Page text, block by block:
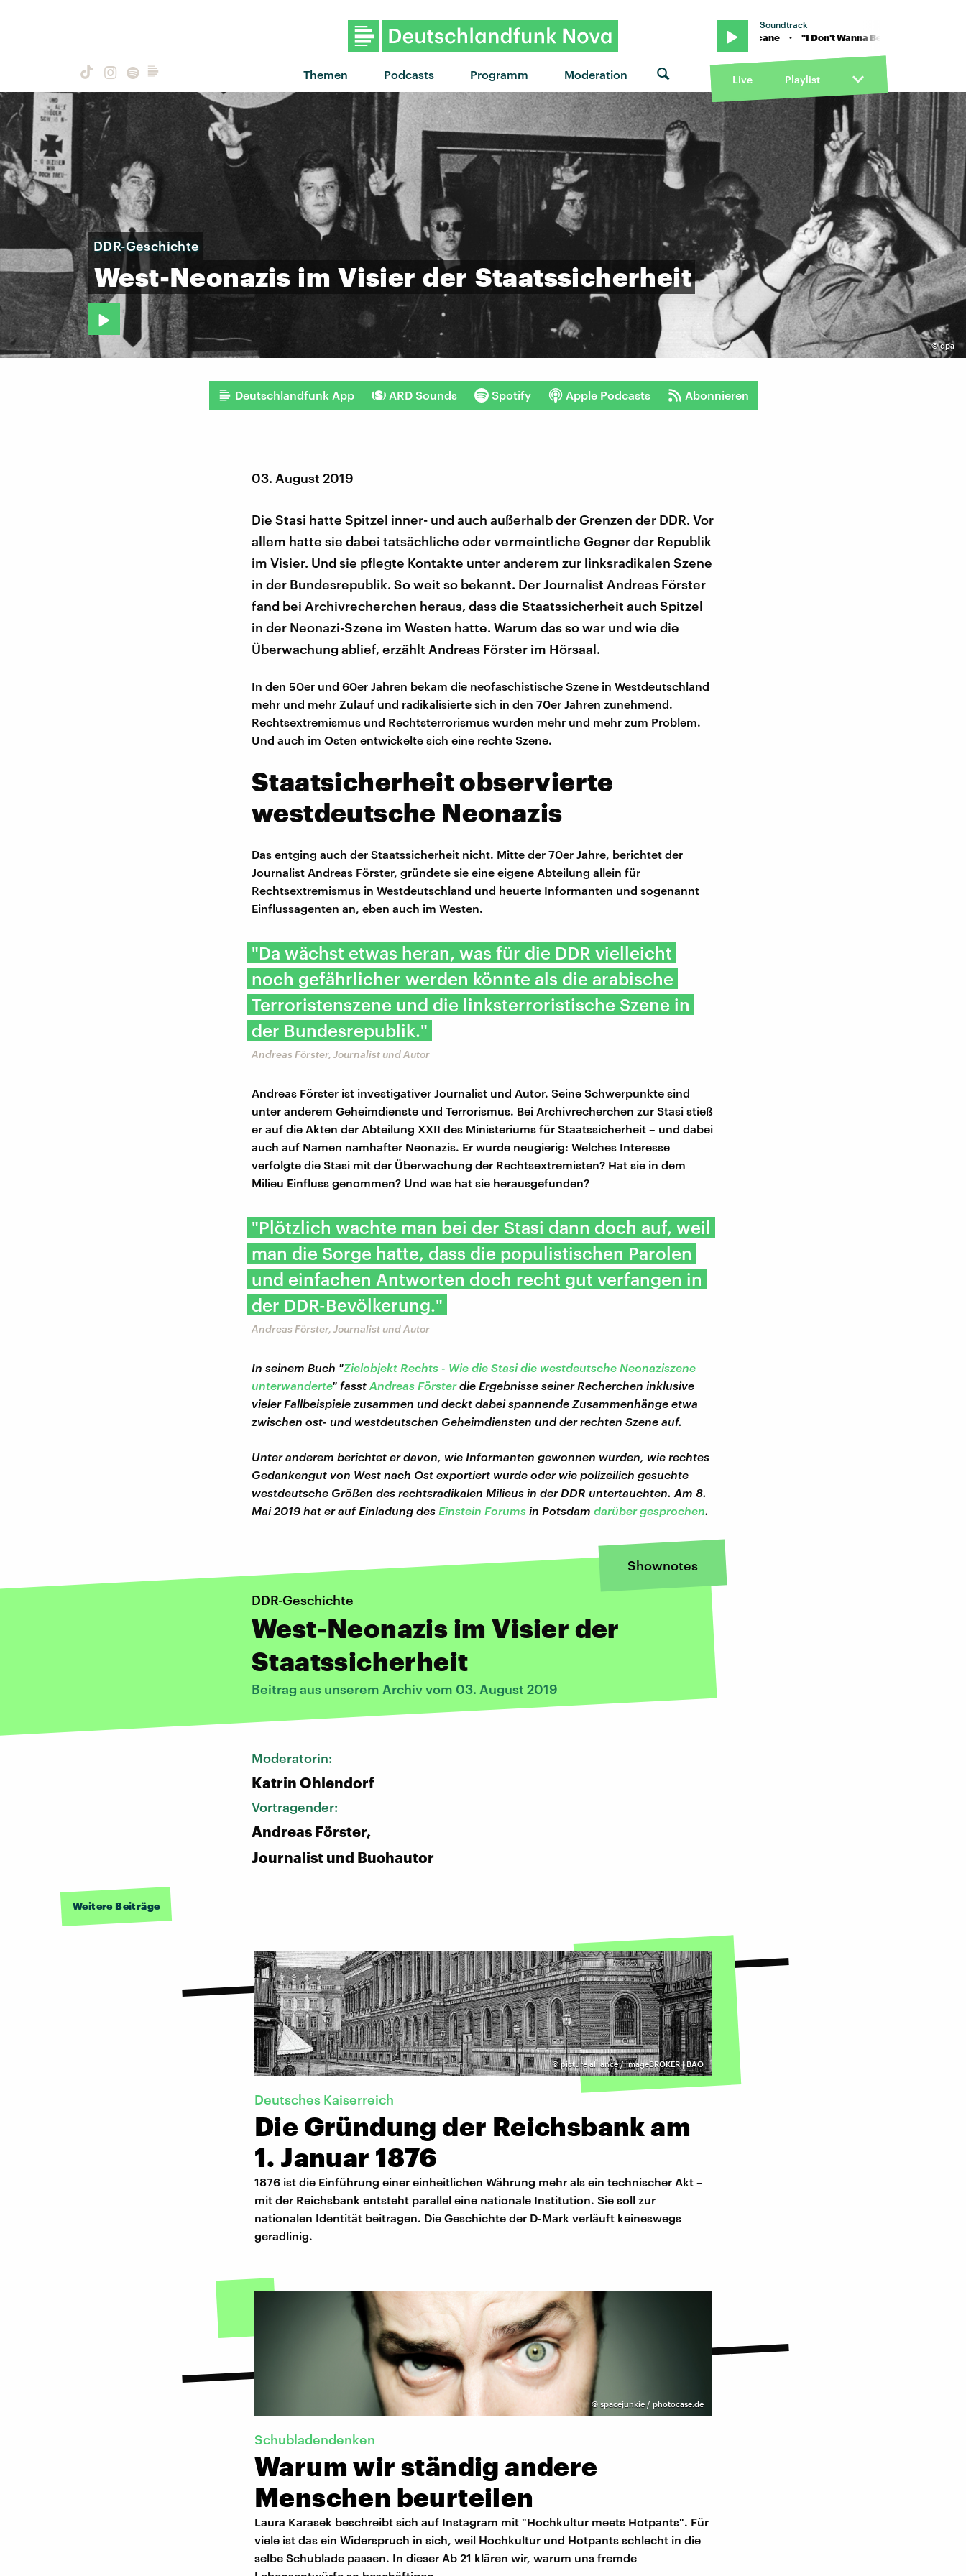
Themen Podcasts Programm Moderation
Soundtrack
"I Don't Wanna Be Like This" von Ray Novacane · "I Don't Wanna Be Like This" von Ray
Live Playlist
©dpa
DDR-Geschichte
West-Neonazis im Visier der Staatssicherheit
Deutschlandfunk App ARD Sounds Spotify Apple Podcasts Abonnieren
03. August 2019
Die Stasi hatte Spitzel inner- und auch außerhalb der Grenzen der DDR. Vor
allem hatte sie dabei tatsächliche oder vermeintliche Gegner der Republik
im Visier. Und sie pflegte Kontakte unter anderem zur linksradikalen Szene
in der Bundesrepublik. So weit so bekannt. Der Journalist Andreas Förster
fand bei Archivrecherchen heraus, dass die Staatssicherheit auch Spitzel
in der Neonazi-Szene im Westen hatte. Warum das so war und wie die
Überwachung ablief, erzählt Andreas Förster im Hörsaal.
In den 50er und 60er Jahren bekam die neofaschistische Szene in Westdeutschland
mehr und mehr Zulauf und radikalisierte sich in den 70er Jahren zunehmend.
Rechtsextremismus und Rechtsterrorismus wurden mehr und mehr zum Problem.
Und auch im Osten entwickelte sich eine rechte Szene.
Staatsicherheit observierte
westdeutsche Neonazis
Das entging auch der Staatssicherheit nicht. Mitte der 70er Jahre, berichtet der
Journalist Andreas Förster, gründete sie eine eigene Abteilung allein für
Rechtsextremismus in Westdeutschland und heuerte Informanten und sogenannt
Einflussagenten an, eben auch im Westen.
"Da wächst etwas heran, was für die DDR vielleicht
noch gefährlicher werden könnte als die arabische
Terroristenszene und die linksterroristische Szene in
der Bundesrepublik."
Andreas Förster, Journalist und Autor
Andreas Förster ist investigativer Journalist und Autor. Seine Schwerpunkte sind
unter anderem Geheimdienste und Terrorismus. Bei Archivrecherchen zur Stasi stieß
er auf die Akten der Abteilung XXII des Ministeriums für Staatssicherheit – und dabei
auch auf Namen namhafter Neonazis. Er wurde neugierig: Welches Interesse
verfolgte die Stasi mit der Überwachung der Rechtsextremisten? Hat sie in dem
Milieu Einfluss genommen? Und was hat sie herausgefunden?
"Plötzlich wachte man bei der Stasi dann doch auf, weil
man die Sorge hatte, dass die populistischen Parolen
und einfachen Antworten doch recht gut verfangen in
der DDR-Bevölkerung."
Andreas Förster, Journalist und Autor
In seinem Buch "Zielobjekt Rechts - Wie die Stasi die westdeutsche Neonaziszene
unterwanderte" fasst Andreas Försterdie Ergebnisse seiner Recherchen inklusive
vieler Fallbeispiele zusammen und deckt dabei spannende Zusammenhänge etwa
zwischen ost- und westdeutschen Geheimdiensten und der rechten Szene auf.
Unter anderem berichtet er davon, wie Informanten gewonnen wurden, wie rechtes
Gedankengut von West nach Ost exportiert wurde oder wie polizeilich gesuchte
westdeutsche Größen des rechtsradikalen Milieus in der DDR untertauchten. Am 8.
Mai 2019 hat er auf Einladung des Einstein Forums in Potsdam darüber gesprochen.
Shownotes
DDR-Geschichte
West-Neonazis im Visier der
Staatssicherheit
Beitrag aus unserem Archiv vom 03. August 2019
Moderatorin:
Katrin Ohlendorf
Vortragender:
Andreas Förster,
Journalist und Buchautor
Weitere Beiträge
©picture alliance / imageBROKER | BAO
Deutsches Kaiserreich
Die Gründung der Reichsbank am
1. Januar 1876
1876 ist die Einführung einer einheitlichen Währung mehr als ein technischer Akt –
mit der Reichsbank entsteht parallel eine nationale Institution. Sie soll zur
nationalen Identität beitragen. Die Geschichte der D-Mark verläuft keineswegs
geradlinig.
© spacejunkie / photocase.de
Schubladendenken
Warum wir ständig andere
Menschen beurteilen
Laura Karasek beschreibt sich auf Instagram mit "Hochkultur meets Hotpants". Für
viele ist das ein Widerspruch in sich, weil Hochkultur und Hotpants schlecht in die
selbe Schublade passen. In dieser Ab 21 klären wir, warum uns fremde